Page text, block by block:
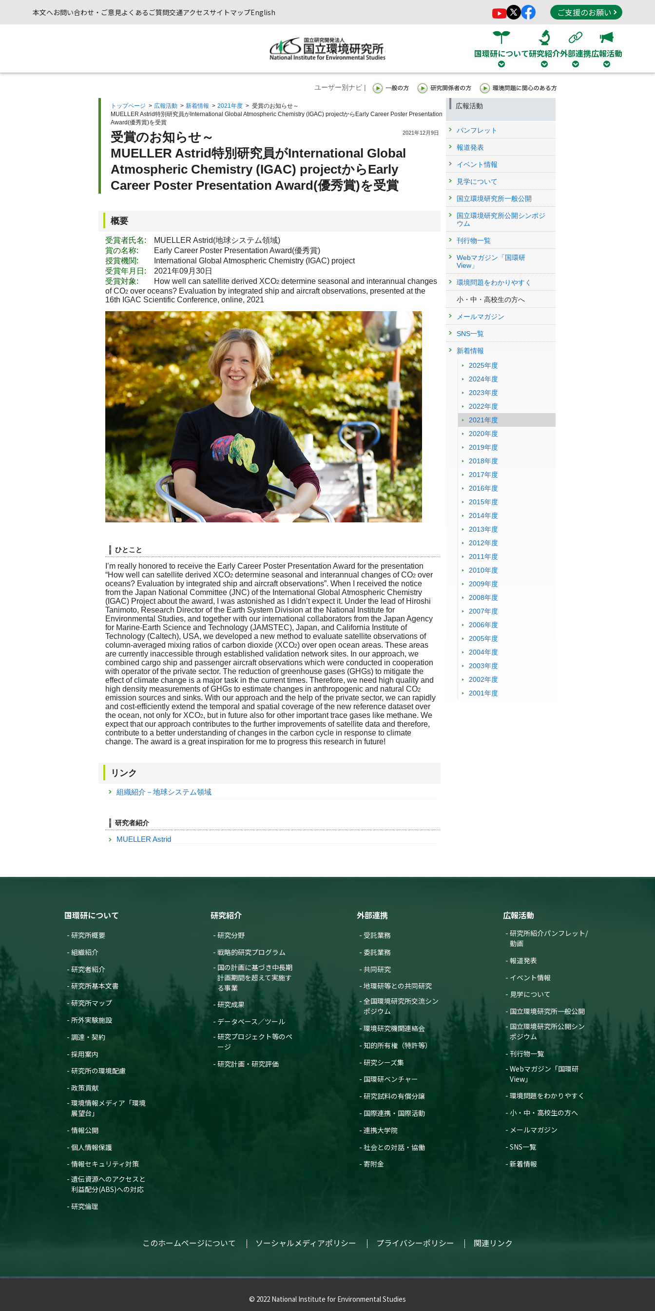
本文へお問い合わせ・ご意見よくあるご質問交通アクセスサイトマップEnglish ご支援のお願い
国環研について研究紹介外部連携広報活動
ユーザー別ナビ |
トップページ > 広報活動 > 新着情報 > 2021年度 > 受賞のお知らせ～
MUELLER Astrid特別研究員がInternational Global Atmospheric Chemistry (IGAC) projectからEarly Career Poster Presentation
Award(優秀賞)を受賞
2021年12月9日
受賞のお知らせ～
MUELLER Astrid特別研究員がInternational Global
Atmospheric Chemistry (IGAC) projectからEarly
Career Poster Presentation Award(優秀賞)を受賞
概要
受賞者氏名: MUELLER Astrid(地球システム領域)
賞の名称: Early Career Poster Presentation Award(優秀賞)
授賞機関: International Global Atmospheric Chemistry (IGAC) project
受賞年月日: 2021年09月30日
受賞対象: How well can satellite derived XCO2 determine seasonal and interannual changes
of CO2 over oceans? Evaluation by integrated ship and aircraft observations, presented at the
16th IGAC Scientific Conference, online, 2021
ひとこと
I’m really honored to receive the Early Career Poster Presentation Award for the presentation
“How well can satellite derived XCO2 determine seasonal and interannual changes of CO2 over
oceans? Evaluation by integrated ship and aircraft observations”. When I received the notice
from the Japan National Committee (JNC) of the International Global Atmospheric Chemistry
(IGAC) Project about the award, I was astonished as I didn’t expect it. Under the lead of Hiroshi
Tanimoto, Research Director of the Earth System Division at the National Institute for
Environmental Studies, and together with our international collaborators from the Japan Agency
for Marine-Earth Science and Technology (JAMSTEC), Japan, and California Institute of
Technology (Caltech), USA, we developed a new method to evaluate satellite observations of
column-averaged mixing ratios of carbon dioxide (XCO2) over open ocean areas. These areas
are currently inaccessible through established validation network sites. In our approach, we
combined cargo ship and passenger aircraft observations which were conducted in cooperation
with operator of the private sector. The reduction of greenhouse gases (GHGs) to mitigate the
effect of climate change is a major task in the current times. Therefore, we need high quality and
high density measurements of GHGs to estimate changes in anthropogenic and natural CO2
emission sources and sinks. With our approach and the help of the private sector, we can rapidly
and cost-efficiently extend the temporal and spatial coverage of the new reference dataset over
the ocean, not only for XCO2, but in future also for other important trace gases like methane. We
expect that our approach contributes to the further improvements of satellite data and therefore,
contribute to a better understanding of changes in the carbon cycle in response to climate
change. The award is a great inspiration for me to progress this research in future!
リンク
組織紹介－地球システム領域
研究者紹介
MUELLER Astrid
広報活動
パンフレット
報道発表
イベント情報
見学について
国立環境研究所一般公開
国立環境研究所公開シンポジ
ウム
刊行物一覧
Webマガジン「国環研
View」
環境問題をわかりやすく
小・中・高校生の方へ
メールマガジン
SNS一覧
新着情報
2025年度
2024年度
2023年度
2022年度
2021年度
2020年度
2019年度
2018年度
2017年度
2016年度
2015年度
2014年度
2013年度
2012年度
2011年度
2010年度
2009年度
2008年度
2007年度
2006年度
2005年度
2004年度
2003年度
2002年度
2001年度
国環研について
研究所概要
組織紹介
研究者紹介
研究所基本文書
研究所マップ
所外実験施設
調達・契約
採用案内
研究所の環境配慮
政策貢献
環境情報メディア「環境
展望台」
情報公開
個人情報保護
情報セキュリティ対策
遺伝資源へのアクセスと
利益配分(ABS)への対応
研究倫理
研究紹介
研究分野
戦略的研究プログラム
国の計画に基づき中長期
計画期間を超えて実施す
る事業
研究成果
データベース／ツール
研究プロジェクト等のペ
ージ
研究計画・研究評価
外部連携
受託業務
委託業務
共同研究
地環研等との共同研究
全国環境研究所交流シン
ポジウム
環境研究機関連絡会
知的所有権（特許等）
研究シーズ集
国環研ベンチャー
研究試料の有償分譲
国際連携・国際活動
連携大学院
社会との対話・協働
寄附金
広報活動
研究所紹介パンフレット/
動画
報道発表
イベント情報
見学について
国立環境研究所一般公開
国立環境研究所公開シン
ポジウム
刊行物一覧
Webマガジン「国環研
View」
環境問題をわかりやすく
小・中・高校生の方へ
メールマガジン
SNS一覧
新着情報
このホームページについて ソーシャルメディアポリシー プライバシーポリシー 関連リンク
© 2022 National Institute for Environmental Studies